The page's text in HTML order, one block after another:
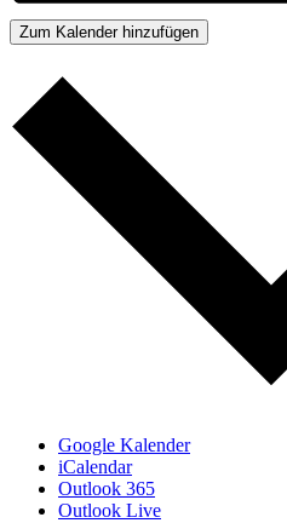
Zum Kalender hinzufügen
Google Kalender
iCalendar
Outlook 365
Outlook Live